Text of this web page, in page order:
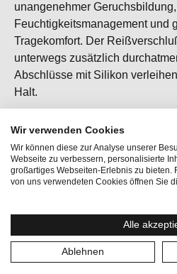
unangenehmer
Feuchtigkeitsmanagement und
Tragekomfort. Der
unterwegs zusätzlich
Abschlüsse mit Silikon
Halt.
Aktivitäten:
Geschlecht:
Kategorien:
Größe:
Wir verwenden Cookies
Wir können diese zur Analyse unserer
Webseite zu verbessern, personalisierte
großartiges Webseiten-Erlebnis zu bieten.
von uns verwendeten Cookies öffnen Sie
Alle
Ablehnen